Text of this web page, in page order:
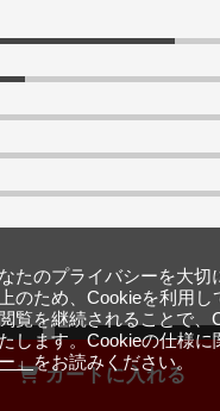
カートに入れる
み 表示：新
たのプライバシーを大切
のため、Cookieを利用し
覧を継続されることで、
します。Cookieの仕様に
」をお読みください。